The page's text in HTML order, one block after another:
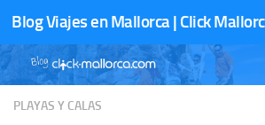
Saltar al contenido
Blog Viajes en Mallorca | Click
PLAYAS Y CALAS